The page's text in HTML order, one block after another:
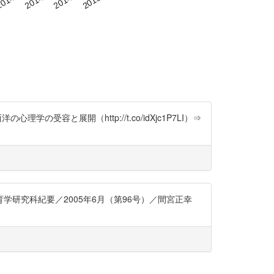
の心理学の受容と展開（http://t.co/idXjc1P7LI）⇒
研究科紀要／2005年6月（第96号）／間宮正幸